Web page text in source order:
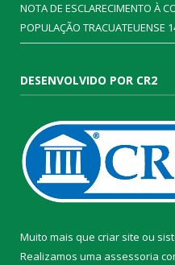
NOTA DE ESCLARECIMENTO À
POPULAÇÃO TRACUATEUENSE
DESENVOLVIDO POR CR2
Muito mais que criar site ou
Realizamos uma assessoria